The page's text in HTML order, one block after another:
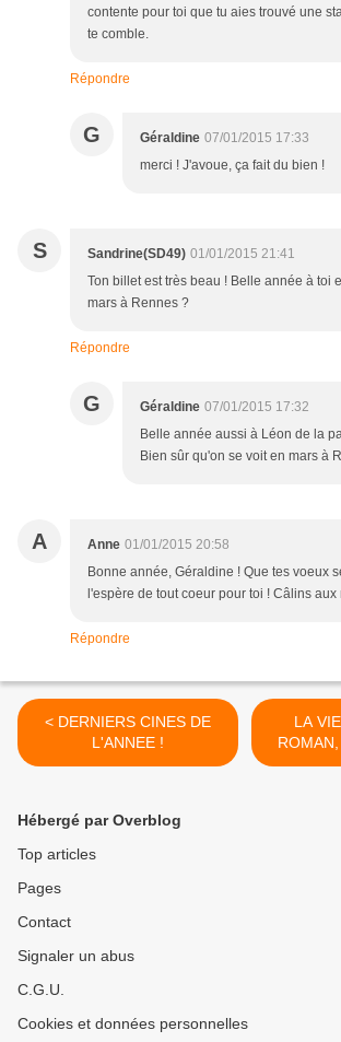
contente pour toi que tu aies trouvé une
te comble.
Répondre
G Géraldine 07/01/2015 17:33
merci ! J'avoue, ça fait du bien !
S Sandrine(SD49) 01/01/2015 21:41
Ton billet est très beau ! Belle année à toi
mars à Rennes ?
Répondre
G Géraldine 07/01/2015 17:32
Belle année aussi à Léon de la
Bien sûr qu'on se voit en mars à
A Anne 01/01/2015 20:58
Bonne année, Géraldine ! Que tes voeux
l'espère de tout coeur pour toi ! Câlins aux
Répondre
< DERNIERS CINES DE
L'ANNEE !
LA
Hébergé par Overblog
Top articles
Pages
Contact
Signaler un abus
C.G.U.
Cookies et données personnelles